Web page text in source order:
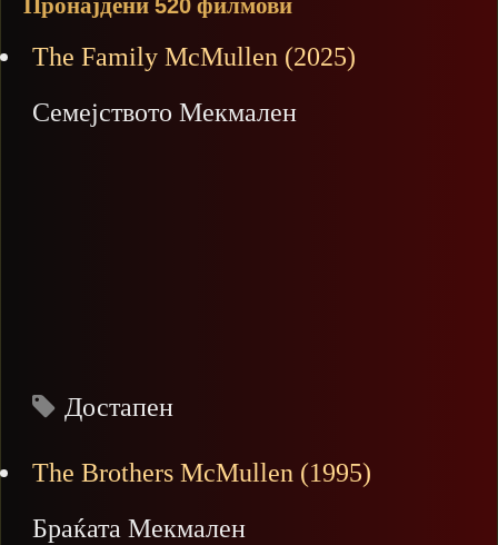
Пронајдени 520 филмови
The Family McMullen (2025)
Семејството Мекмален
Достапен
The Brothers McMullen (1995)
Браќата Мекмален